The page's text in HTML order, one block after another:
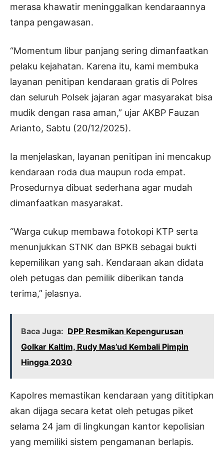
merasa khawatir meninggalkan kendaraannya
tanpa pengawasan.
“Momentum libur panjang sering dimanfaatkan
pelaku kejahatan. Karena itu, kami membuka
layanan penitipan kendaraan gratis di Polres
dan seluruh Polsek jajaran agar masyarakat bisa
mudik dengan rasa aman,” ujar AKBP Fauzan
Arianto, Sabtu (20/12/2025).
Ia menjelaskan, layanan penitipan ini mencakup
kendaraan roda dua maupun roda empat.
Prosedurnya dibuat sederhana agar mudah
dimanfaatkan masyarakat.
“Warga cukup membawa fotokopi KTP serta
menunjukkan STNK dan BPKB sebagai bukti
kepemilikan yang sah. Kendaraan akan didata
oleh petugas dan pemilik diberikan tanda
terima,” jelasnya.
Baca Juga: DPP Resmikan Kepengurusan
Golkar Kaltim, Rudy Mas’ud Kembali Pimpin
Hingga 2030
Kapolres memastikan kendaraan yang dititipkan
akan dijaga secara ketat oleh petugas piket
selama 24 jam di lingkungan kantor kepolisian
yang memiliki sistem pengamanan berlapis.